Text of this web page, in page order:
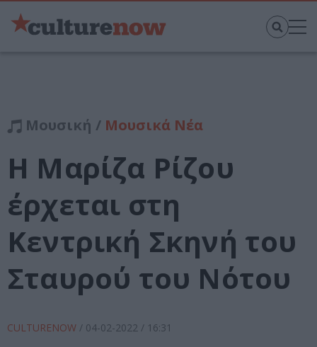
Μουσική / Μουσικά Νέα
Η Μαρίζα Ρίζου
έρχεται στη
Κεντρική Σκηνή του
Σταυρού του Νότου
CULTURENOW / 04-02-2022 / 16:31